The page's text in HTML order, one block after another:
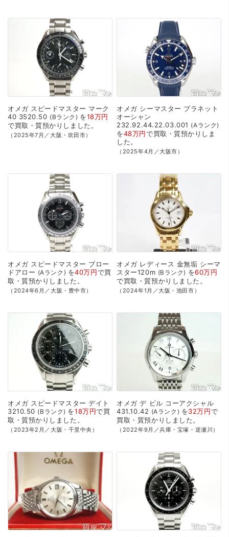
オメガ スピードマスター マーク
40 3520.50 Bランク を18万円
で買取・質預かり しました。
（2025年7月／大阪・吹田市）
オメガ シーマスター プラネット
オーシャン
232.92.44.22.03.001
Aランク
を48万円で買取・質預かり しま
した。
（2025年4月／大阪市）
オメガ スピードマスター ブロー
ドアロー
Aランク を40万円で買
取・質預かり しました。
（2024年6月／大阪・豊中市）
オメガ レディース 金無垢 シーマ
スター120m
Bランク を60万円
で買取・質預かり しました。
（2024年1月／大阪・池田市）
オメガ スピードマスター デイト
3210.50
Bランク を18万円で買
取・質預かり しました。
（2023年2月／大阪・千里中央）
オメガ デ ビル コーアクシャル
431.10.42
Aランク を32万円で
買取・質預かり しました。
（2022年9月／兵庫・宝塚・逆瀬川）